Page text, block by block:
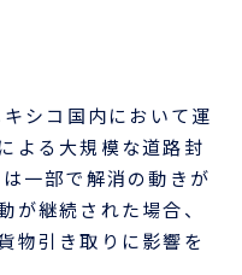
ン
ュール
資料
シコ国内において運
よる大規模な道路封
一部で解消の動きが
が継続された場合、
物引き取りに影響を